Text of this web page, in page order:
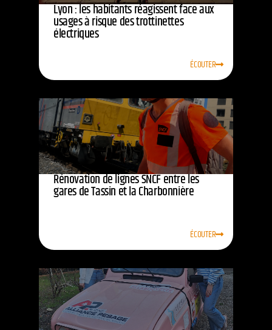
Lyon : les habitants réagissent face aux
usages à risque des trottinettes
électriques
ÉCOUTER
Rénovation de lignes SNCF entre les
gares de Tassin et la Charbonnière
ÉCOUTER